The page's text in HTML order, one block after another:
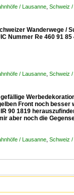
/ Lausanne Schweiz /
Wanderwege /
Nummer Re 460 91
/ Lausanne Schweiz /
Front noch
90 1819
aber noch die
/ Lausanne Schweiz /